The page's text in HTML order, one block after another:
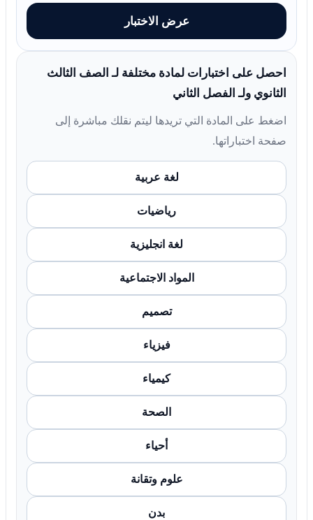
عرض الاختبار
احصل على اختبارات لمادة مختلفة لـ الصف الثالث
الثانوي ولـ الفصل الثاني
اضغط على المادة التي تريدها ليتم نقلك مباشرة إلى
صفحة اختباراتها.
لغة عربية
رياضيات
لغة انجليزية
المواد الاجتماعية
تصميم
فيزياء
كيمياء
الصحة
أحياء
علوم وتقانة
بدن